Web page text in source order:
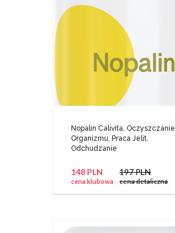
Nopalin Calivita, Oczyszczanie
Organizmu, Praca Jelit,
Odchudzanie
148 PLN
cena klubowa
197 PLN
cena detaliczna